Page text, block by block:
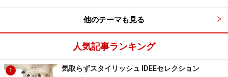
他のテーマも見る
人気記事ランキング
1 気取らずスタイリッシュ IDEEセレクション